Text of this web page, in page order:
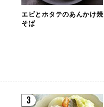
エビとホタテのあんかけ焼
そば
3